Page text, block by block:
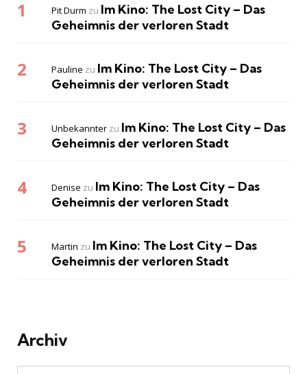
Pit Durm zu Im Kino: The Lost City – Das
Geheimnis der verloren Stadt
Pauline zu Im Kino: The Lost City – Das
Geheimnis der verloren Stadt
Unbekannter zu Im Kino: The Lost City – Das
Geheimnis der verloren Stadt
Denise zu Im Kino: The Lost City – Das
Geheimnis der verloren Stadt
Martin zu Im Kino: The Lost City – Das
Geheimnis der verloren Stadt
Archiv